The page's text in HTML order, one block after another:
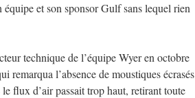
et son sponsor Gulf sans lequel rien
technique de l’équipe Wyer en octobre
remarqua l’absence de moustiques écrasés
flux d’air passait trop haut, retirant toute